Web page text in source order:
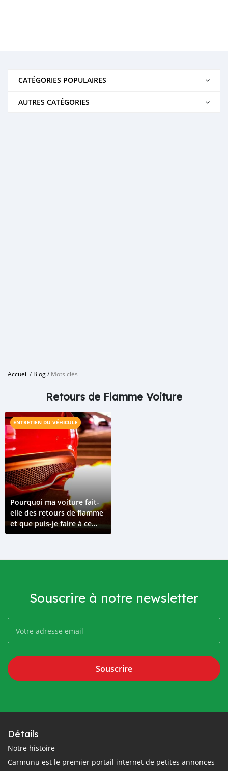
CATÉGORIES POPULAIRES
AUTRES CATÉGORIES
Accueil /Blog/Mots clés
Retours de Flamme Voiture
ENTRETIEN DU VÉHICULE
Pourquoi ma voiture fait-
elle des retours de flamme
et que puis-je faire à ce
sujet ?
Souscrire à notre newsletter
Souscrire
Détails
Notre histoire
Carmunu est le premier portail internet de petites annonces